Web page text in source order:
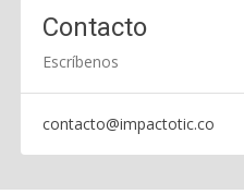
Contacto
Escríbenos
contacto@impactotic.co